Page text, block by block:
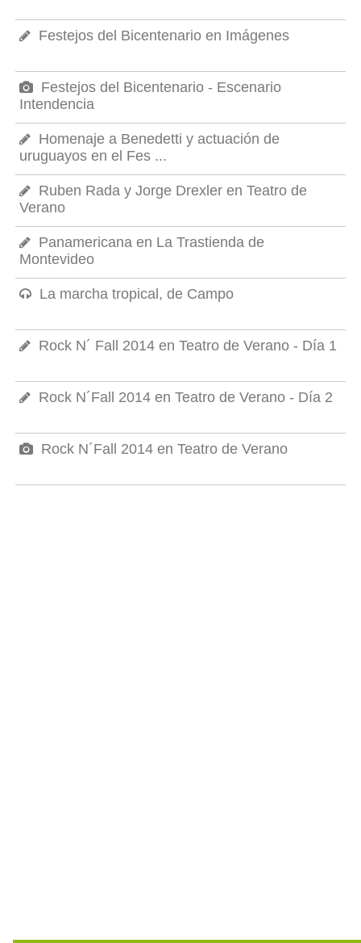
Festejos del Bicentenario en Imágenes
Festejos del Bicentenario - Escenario
Intendencia
Homenaje a Benedetti y actuación de
uruguayos en el Fes ...
Ruben Rada y Jorge Drexler en Teatro de
Verano
Panamericana en La Trastienda de
Montevideo
La marcha tropical, de Campo
Rock N´ Fall 2014 en Teatro de Verano - Día 1
Rock N´Fall 2014 en Teatro de Verano - Día 2
Rock N´Fall 2014 en Teatro de Verano